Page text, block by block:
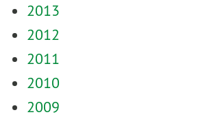
2013
2012
2011
2010
2009